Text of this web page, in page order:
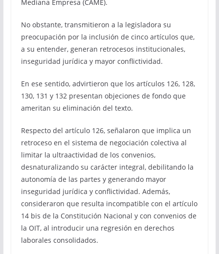
Mediana Empresa (CAME).
No obstante, transmitieron a la legisladora su
preocupación por la inclusión de cinco artículos que,
a su entender, generan retrocesos institucionales,
inseguridad jurídica y mayor conflictividad.
En ese sentido, advirtieron que los artículos 126, 128,
130, 131 y 132 presentan objeciones de fondo que
ameritan su eliminación del texto.
Respecto del artículo 126, señalaron que implica un
retroceso en el sistema de negociación colectiva al
limitar la ultraactividad de los convenios,
desnaturalizando su carácter integral, debilitando la
autonomía de las partes y generando mayor
inseguridad jurídica y conflictividad. Además,
consideraron que resulta incompatible con el artículo
14 bis de la Constitución Nacional y con convenios de
la OIT, al introducir una regresión en derechos
laborales consolidados.